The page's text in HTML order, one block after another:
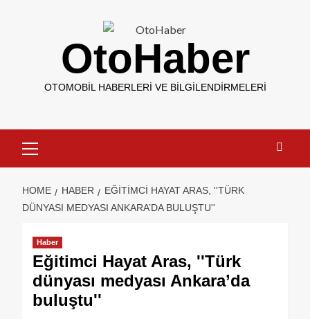
OtoHaber
OTOMOBIL HABERLERI VE BILGILENDIRMELERI
HOME HABER
EĞITIMCI HAYAT ARAS, ''TÜRK
DÜNYASI MEDYASI ANKARA’DA BULUŞTU''
Haber
Eğitimci Hayat Aras, ''Türk
dünyası medyası Ankara’da
buluştu''